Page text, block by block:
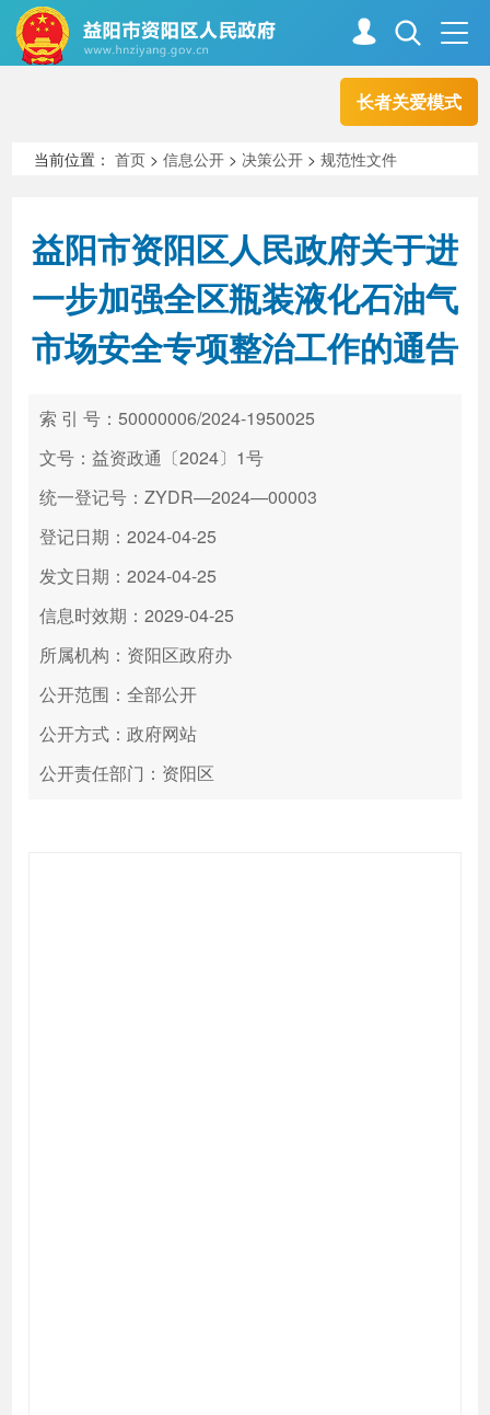
长者关爱模式
走进资阳
新闻中心 解读回应
当前位置：首页 >信息公开 >决策公开 >规范性文件
益阳市资阳区人民政府关于进
一步加强全区瓶装液化石油气
市场安全专项整治工作的通告
索 引 号：50000006/2024-1950025
文号：益资政通〔2024〕1号
统一登记号：ZYDR—2024—00003
登记日期：2024-04-25
发文日期：2024-04-25
信息时效期：2029-04-25
所属机构：资阳区政府办
公开范围：全部公开
公开方式：政府网站
公开责任部门：资阳区